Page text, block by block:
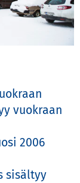
vuokraan
2006
sisältyy